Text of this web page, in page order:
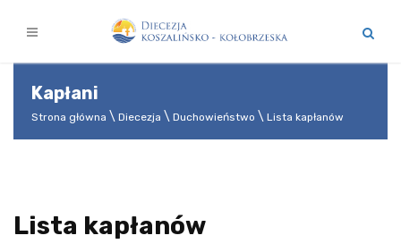
Kapłani
Strona główna Diecezja Duchowieństwo Lista kapłanów
Lista kapłanów